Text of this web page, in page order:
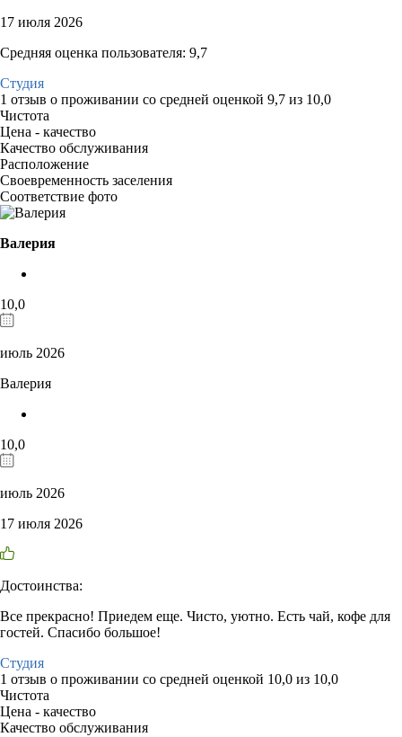
17 июля 2026
Средняя оценка пользователя: 9,7
Студия
1 отзыв о проживании со средней оценкой 9,7 из 10,0
Чистота
Цена - качество
Качество обслуживания
Расположение
Своевременность заселения
Соответствие фото
Валерия
10,0
июль 2026
Валерия
10,0
июль 2026
17 июля 2026
Достоинства:
Все прекрасно! Приедем еще. Чисто, уютно. Есть чай, кофе для
гостей. Спасибо большое!
Студия
1 отзыв о проживании со средней оценкой 10,0 из 10,0
Чистота
Цена - качество
Качество обслуживания